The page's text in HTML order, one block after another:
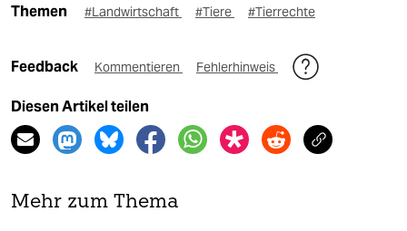
Themen #Landwirtschaft #Tiere #Tierrechte
Feedback Kommentieren Fehlerhinweis
Diesen Artikel teilen
Mehr zum Thema